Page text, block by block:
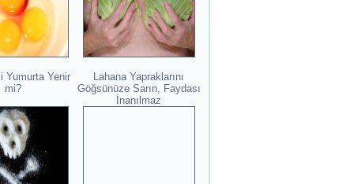
Yumurta Yenir
mi?
Lahana Yapraklarını
Göğsünüze Sarın, Faydası
İnanılmaz